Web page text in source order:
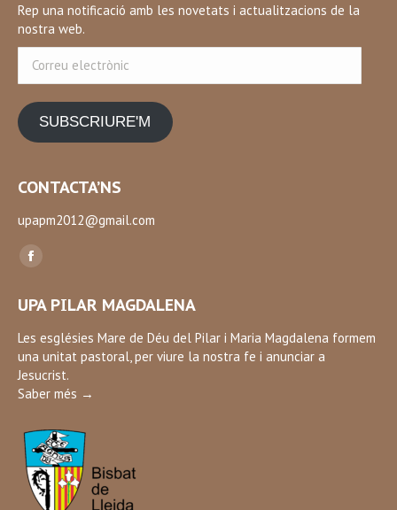
Rep una notificació amb les novetats i actualitzacions de la
nostra web.
electrònic
SUBSCRIURE'M
CONTACTA’NS
upapm2012@gmail.com
Find us on:
Facebook
opens
in
new
window
UPA PILAR MAGDALENA
Les esglésies Mare de Déu del Pilar i Maria Magdalena formem
una unitat pastoral, per viure la nostra fe i anunciar a
Jesucrist.
Saber més →